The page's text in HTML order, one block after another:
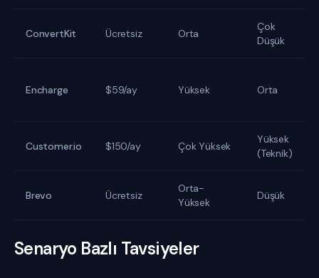
ConvertKit Ücretsiz Orta
Çok
Düşük
Encharge $59/ay Yüksek Orta
Customer.io $150/ay Çok Yüksek
Yüksek
(Teknik)
Brevo Ücretsiz
Orta-
Yüksek
Düşük
Senaryo Bazlı Tavsiyeler